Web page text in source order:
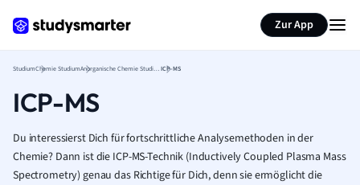
Zur App
StudiumChemie Studium Anorganische Chemie StudiumICP-MS
ICP-MS
Du interessierst Dich für fortschrittliche Analysemethoden in der
Chemie? Dann ist die ICP-MS-Technik (Inductively Coupled Plasma Mass
Spectrometry) genau das Richtige für Dich, denn sie ermöglicht die